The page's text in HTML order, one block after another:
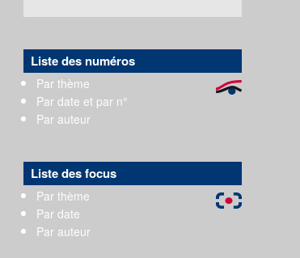
Liste des numéros
Par thème
Par date et par n°
Par auteur
Liste des focus
Par thème
Par date
Par auteur